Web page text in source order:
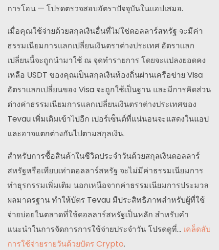
การโอน — โปรดตรวจสอบอัตราปัจจุบันในแอปเสมอ.
เมื่อคุณใช้จ่ายด้วยสกุลเงินอื่นที่ไม่ใช่ดอลลาร์สหรัฐ จะมีค่า
ธรรมเนียมการแลกเปลี่ยนเงินตราต่างประเทศ อัตราแลก
เปลี่ยนนี้จะถูกนำมาใช้ ณ จุดทำรายการ โดยจะแปลงยอดคง
เหลือ USDT ของคุณเป็นสกุลเงินท้องถิ่นผ่านเครือข่าย Visa
อัตราแลกเปลี่ยนของ Visa จะถูกใช้เป็นฐาน และมีการคิดส่วน
ต่างค่าธรรมเนียมการแลกเปลี่ยนเงินตราต่างประเทศของ
Tevau เพิ่มเติมเข้าไปอีก เปอร์เซ็นต์ที่แน่นอนจะแสดงในแอป
และอาจแตกต่างกันไปตามสกุลเงิน.
สำหรับการซื้อสินค้าในชีวิตประจำวันด้วยสกุลเงินดอลลาร์
สหรัฐหรือเทียบเท่าดอลลาร์สหรัฐ จะไม่มีค่าธรรมเนียมการ
ทำธุรกรรมเพิ่มเติม นอกเหนือจากค่าธรรมเนียมการประมวล
ผลมาตรฐาน ทำให้บัตร Tevau มีประสิทธิภาพสำหรับผู้ที่ใช้
จ่ายบ่อยในตลาดที่ใช้ดอลลาร์สหรัฐเป็นหลัก สำหรับคำ
แนะนำในการจัดการการใช้จ่ายประจำวัน โปรดดูที่... เคล็ดลับ
การใช้จ่ายรายวันด้วยบัตร Crypto.